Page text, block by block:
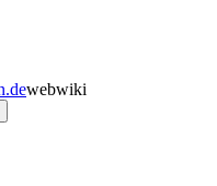
webwiki